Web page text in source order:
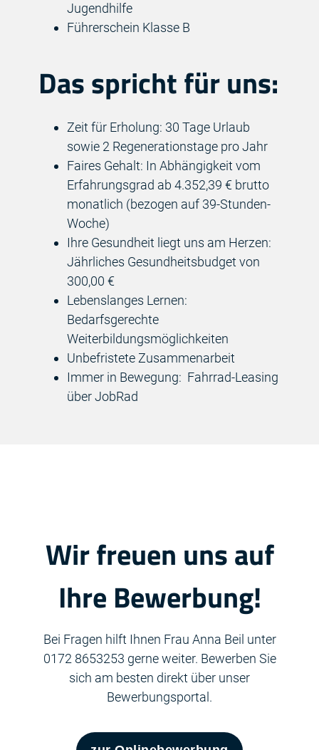
Jugendhilfe
Führerschein Klasse B
Das spricht für uns:
Zeit für Erholung: 30 Tage Urlaub
sowie 2 Regenerationstage pro Jahr
Faires Gehalt: In Abhängigkeit vom
Erfahrungsgrad ab 4.352,39 € brutto
monatlich (bezogen auf 39-Stunden-
Woche)
Ihre Gesundheit liegt uns am Herzen:
Jährliches Gesundheitsbudget von
300,00 €
Lebenslanges Lernen:
Bedarfsgerechte
Weiterbildungsmöglichkeiten
Unbefristete Zusammenarbeit
Immer in Bewegung: Fahrrad-Leasing
über JobRad
Wir freuen uns auf
Ihre Bewerbung!
Bei Fragen hilft Ihnen Frau Anna Beil unter
0172 8653253 gerne weiter. Bewerben Sie
sich am besten direkt über unser
Bewerbungsportal.